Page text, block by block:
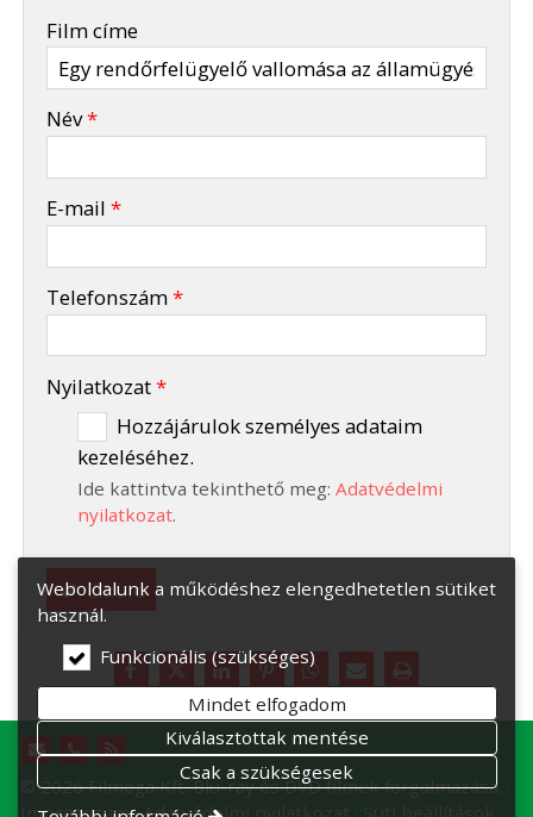
Film címe
Név*
E-mail*
Telefonszám*
Nyilatkozat*
Hozzájárulok személyes adataim
kezeléséhez.
Ide kattintva tekinthető meg: Adatvédelmi
nyilatkozat.
Elküld
© 2026 Filmega Kft. Blu-ray és DVD filmek forgalmazása.
Weboldalunk a működéshez elengedhetetlen sütiket
használ.
Funkcionális (szükséges)
Mindet elfogadom
Kiválasztottak mentése
Csak a szükségesek